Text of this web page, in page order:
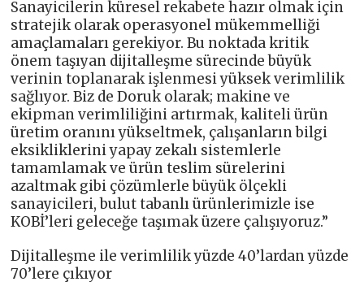
Sanayicilerin küresel rekabete hazır olmak için
stratejik olarak operasyonel mükemmelliği
amaçlamaları gerekiyor. Bu noktada kritik
önem taşıyan dijitalleşme sürecinde büyük
verinin toplanarak işlenmesi yüksek verimlilik
sağlıyor. Biz de Doruk olarak; makine ve
ekipman verimliliğini artırmak, kaliteli ürün
üretim oranını yükseltmek, çalışanların bilgi
eksikliklerini yapay zekalı sistemlerle
tamamlamak ve ürün teslim sürelerini
azaltmak gibi çözümlerle büyük ölçekli
sanayicileri, bulut tabanlı ürünlerimizle ise
KOBİ’leri geleceğe taşımak üzere çalışıyoruz.”
Dijitalleşme ile verimlilik yüzde 40’lardan yüzde
70’lere çıkıyor